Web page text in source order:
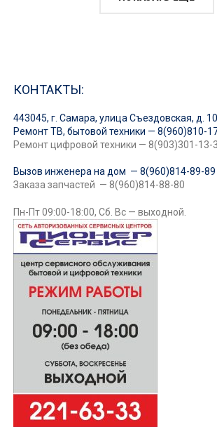
КОНТАКТЫ:
443045, г. Самара, улица Съездовская, д.
Ремонт ТВ, бытовой техники — 8(960)810-
Ремонт цифровой техники — 8(903)301-13-
Вызов инженера на дом — 8(960)814-89-89
Заказа запчастей — 8(960)814-88-80
Пн-Пт 09:00-18:00, Сб. Вс — выходной.